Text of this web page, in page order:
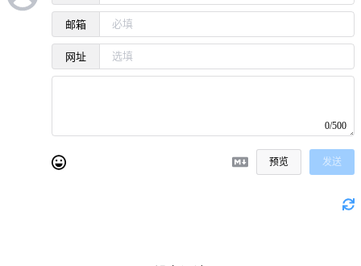
邮箱
网址
0/500
预览 发送